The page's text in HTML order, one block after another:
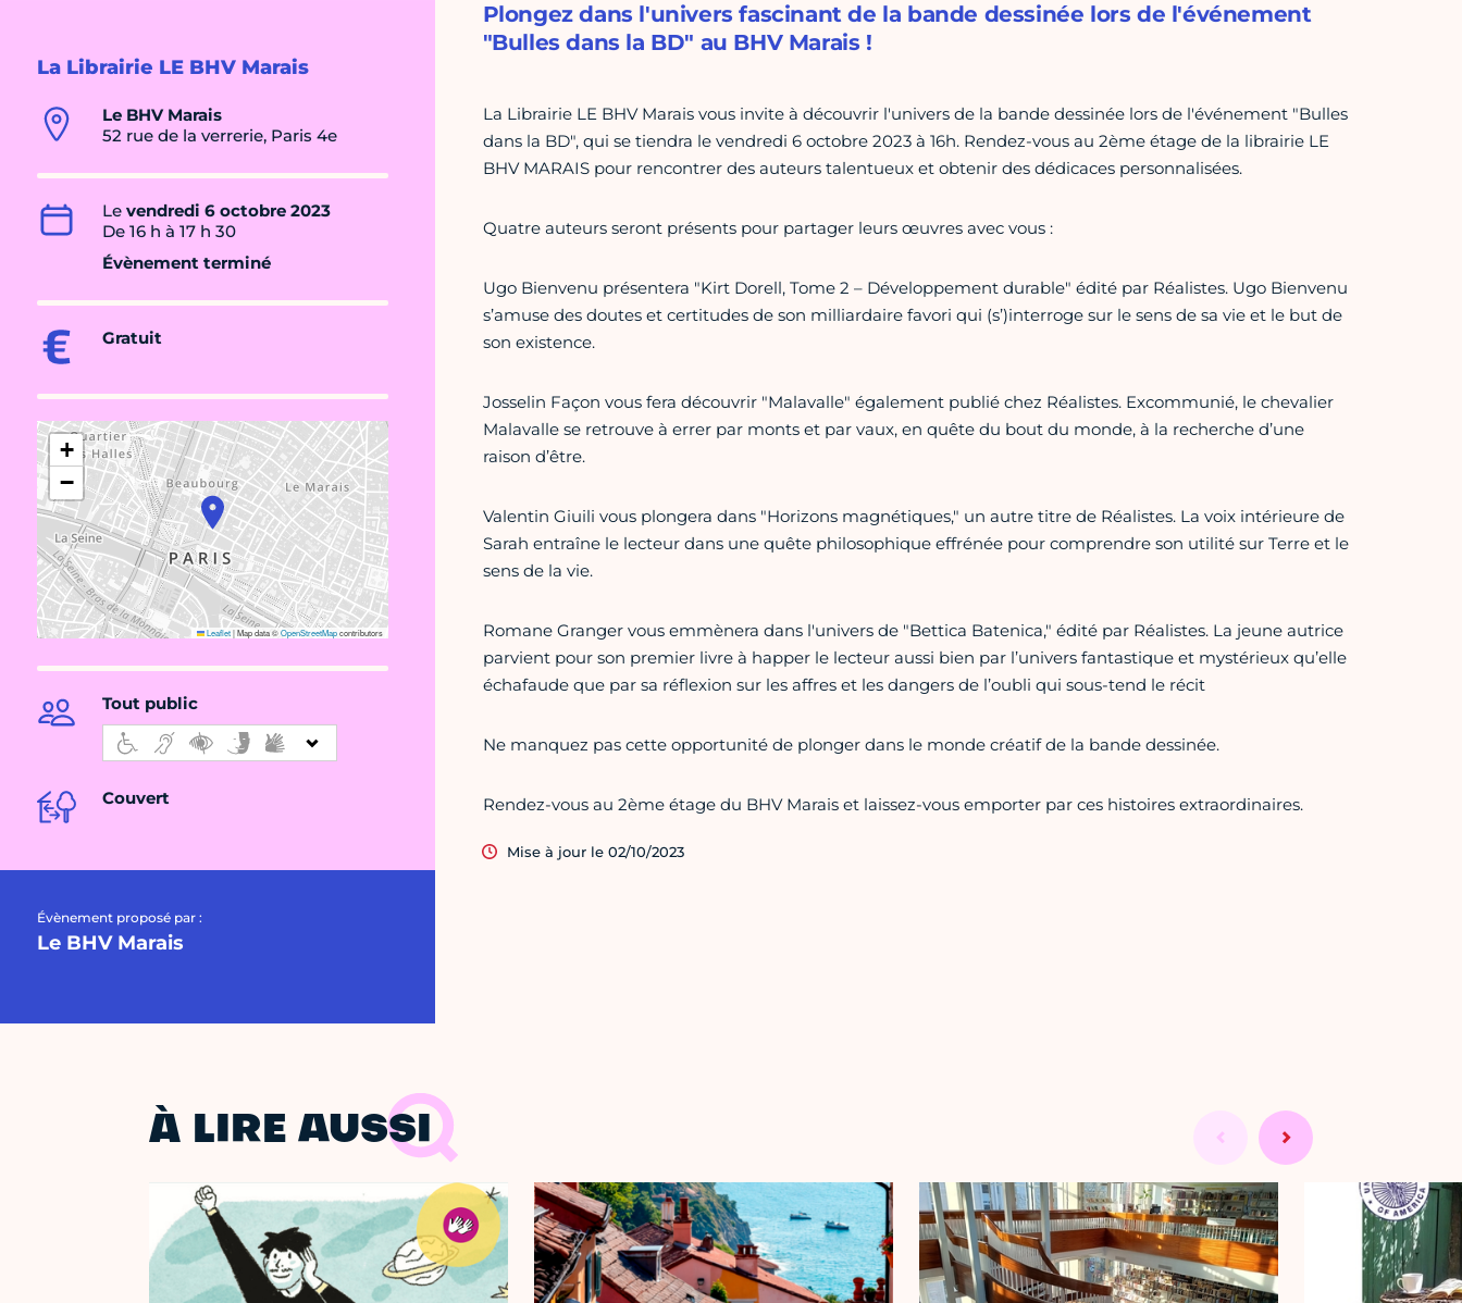
La Librairie LE BHV Marais
Le BHV Marais
52 rue de la verrerie, Paris 4e
Le vendredi 6 octobre 2023
De 16 h à 17 h 30
Évènement terminé
Gratuit
+
−
Leaflet|Map data ©OpenStreetMapcontributors
Tout public
Couvert
Évènement proposé par :
Le BHV Marais
Plongez dans l'univers fascinant de la bande dessinée lors de l'événement
"Bulles dans la BD" au BHV Marais !
La Librairie LE BHV Marais vous invite à découvrir l'univers de la bande dessinée lors de l'événement "Bulles
dans la BD", qui se tiendra le vendredi 6 octobre 2023 à 16h. Rendez-vous au 2ème étage de la librairie LE
BHV MARAIS pour rencontrer des auteurs talentueux et obtenir des dédicaces personnalisées.
Quatre auteurs seront présents pour partager leurs œuvres avec vous :
Ugo Bienvenu présentera "Kirt Dorell, Tome 2 – Développement durable" édité par Réalistes. Ugo Bienvenu
s’amuse des doutes et certitudes de son milliardaire favori qui (s’)interroge sur le sens de sa vie et le but de
son existence.
Josselin Façon vous fera découvrir "Malavalle" également publié chez Réalistes. Excommunié, le chevalier
Malavalle se retrouve à errer par monts et par vaux, en quête du bout du monde, à la recherche d’une
raison d’être.
Valentin Giuili vous plongera dans "Horizons magnétiques," un autre titre de Réalistes. La voix intérieure de
Sarah entraîne le lecteur dans une quête philosophique effrénée pour comprendre son utilité sur Terre et le
sens de la vie.
Romane Granger vous emmènera dans l'univers de "Bettica Batenica," édité par Réalistes. La jeune autrice
parvient pour son premier livre à happer le lecteur aussi bien par l’univers fantastique et mystérieux qu’elle
échafaude que par sa réflexion sur les affres et les dangers de l’oubli qui sous-tend le récit
Ne manquez pas cette opportunité de plonger dans le monde créatif de la bande dessinée.
Rendez-vous au 2ème étage du BHV Marais et laissez-vous emporter par ces histoires extraordinaires.
Mise à jour le 02/10/2023
À LIRE AUSSI